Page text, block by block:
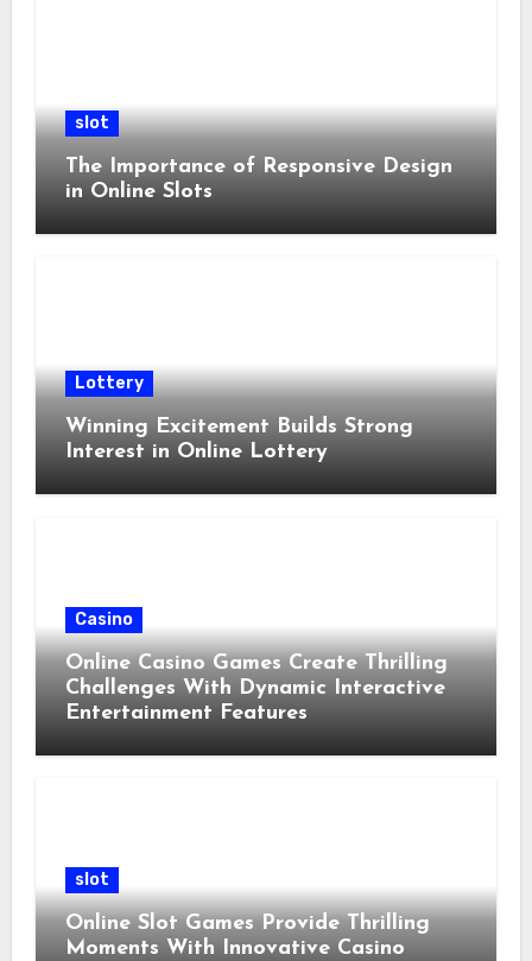
slot
The Importance of Responsive Design
in Online Slots
Lottery
Winning Excitement Builds Strong
Interest in Online Lottery
Casino
Online Casino Games Create Thrilling
Challenges With Dynamic Interactive
Entertainment Features
slot
Online Slot Games Provide Thrilling
Moments With Innovative Casino